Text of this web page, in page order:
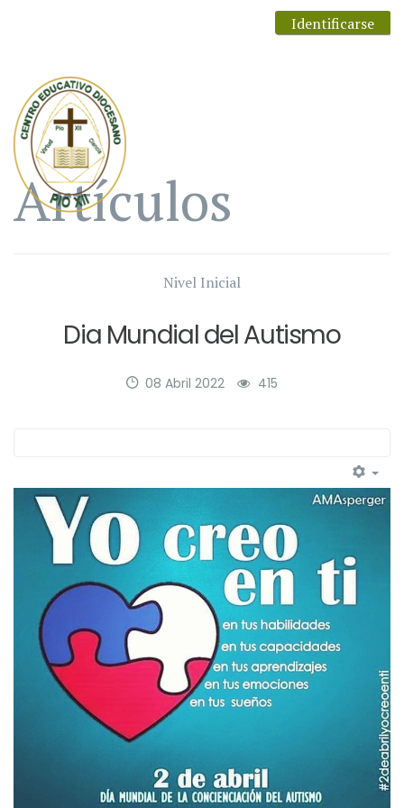
Identificarse
Artículos
Nivel Inicial
Dia Mundial del Autismo
08 Abril 2022 415